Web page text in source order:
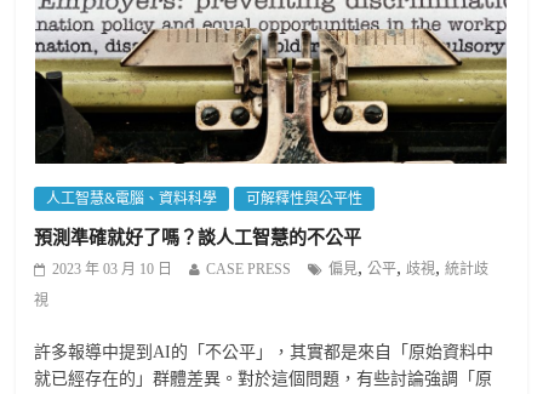
人工智慧&電腦、資料科學 可解釋性與公平性
預測準確就好了嗎？談人工智慧的不公平
2023 年 03 月 10 日 CASE PRESS 偏見,公平, 歧視,統計歧
視
許多報導中提到AI的「不公平」，其實都是來自「原始資料中
就已經存在的」群體差異。對於這個問題，有些討論強調「原